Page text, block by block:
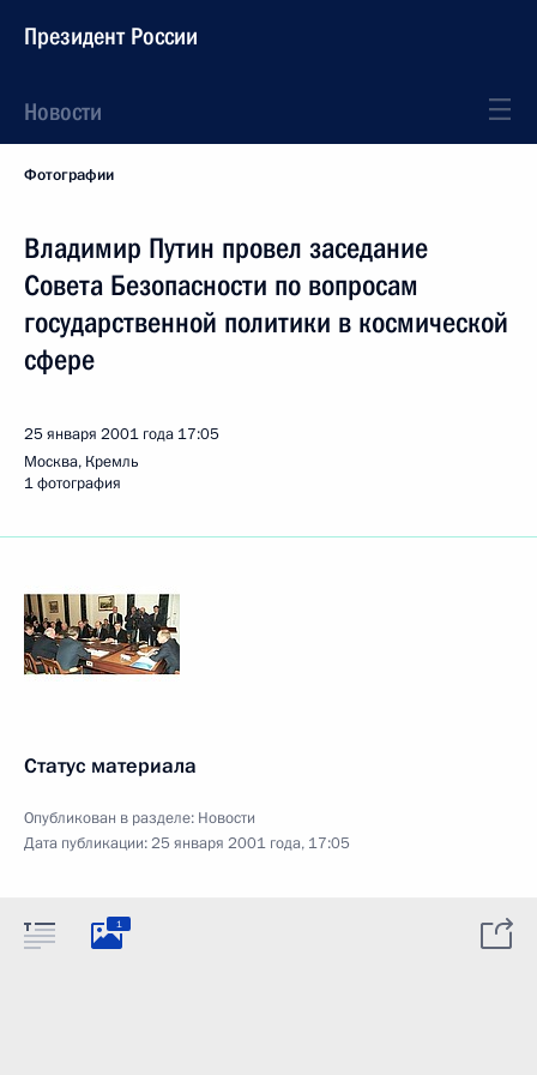
Президент России
Новости
Фотографии
Владимир Путин провел заседание
Совета Безопасности по вопросам
государственной политики в космической
сфере
25 января 2001 года 17:05
Москва, Кремль
1 фотография
Статус материала
Опубликован в разделе: Новости
Дата публикации:25 января 2001 года, 17:05
1